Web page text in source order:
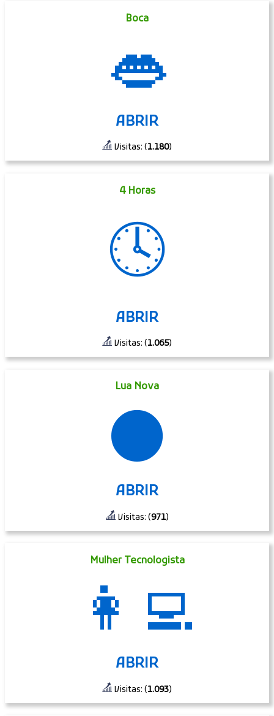
Boca
👄
ABRIR
Visitas: (1.180)
4 Horas
🕓
ABRIR
Visitas: (1.065)
Lua Nova
🌑
ABRIR
Visitas: (971)
Mulher Tecnologista
👩‍💻
ABRIR
Visitas: (1.093)